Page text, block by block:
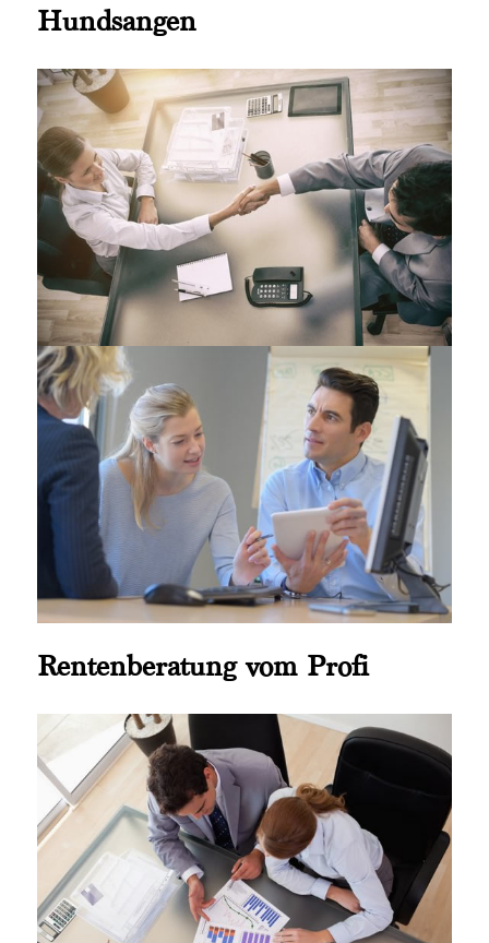
Hundsangen
Rentenberatung vom Profi